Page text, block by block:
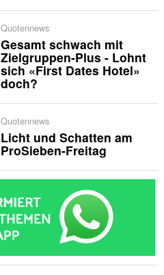
Quotennews
Gesamt schwach mit
Zielgruppen-Plus - Lohnt
sich «First Dates Hotel»
doch?
Quotennews
Licht und Schatten am
ProSieben-Freitag